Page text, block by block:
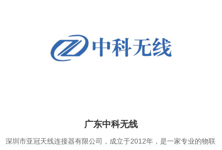
广东中科无线
深圳市亚冠天线连接器有限公司，成立于2012年，是一家专业的物联